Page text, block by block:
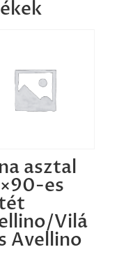
asztal
es
Vilá
Avellino